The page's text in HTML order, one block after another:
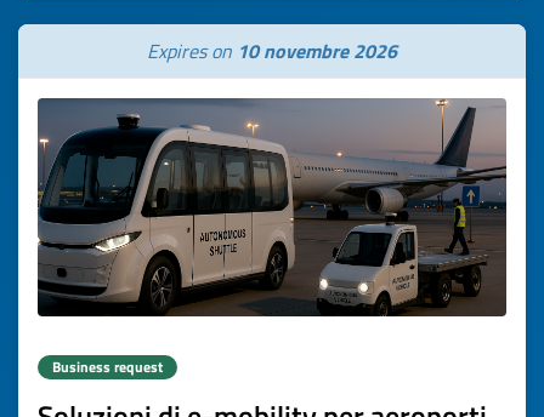
Expires on 10 novembre 2026
Business request